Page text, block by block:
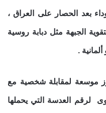
بعد الحصار على العراق ،
الجبهة مثل دبابة روسية
.
موسعة لمقابلة شخصية مع
لرقم العدسة التي يحملها